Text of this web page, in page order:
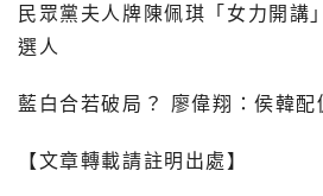
民眾黨夫人牌陳佩琪「女力開講」
選人
藍白合若破局？ 廖偉翔：侯韓配
【文章轉載請註明出處】